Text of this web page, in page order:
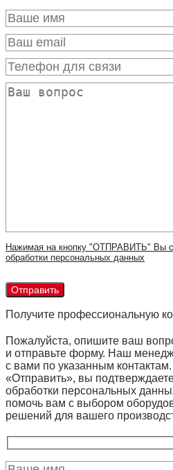
Нажимая на кнопку "ОТПРАВИТЬ" Вы
обработки персональных данных
Получите профессиональную
Пожалуйста, опишите ваш
и отправьте форму. Наш
с вами по указанным
«Отправить», вы
обработки персональных
помочь вам с выбором
решений для вашего